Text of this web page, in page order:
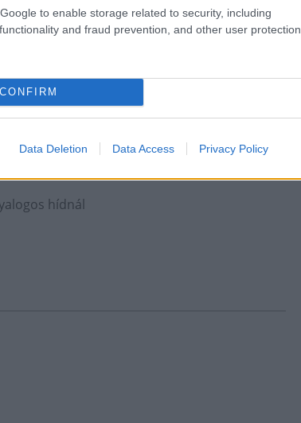
to enable storage related to security, including
and fraud prevention, and other user protection.
CONFIRM
Data Deletion Data Access Privacy Policy
hídnál